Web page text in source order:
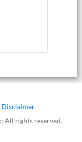
Disclaimer
All rights reserved.